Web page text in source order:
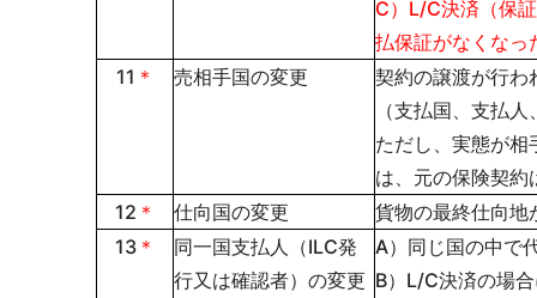
C）L/C決済（保
払保証がなくなっ
11 ＊ 売相手国の変更
契約の譲渡が行わ
（支払国、支払
ただし、実態が
は、元の保険契約
12 ＊ 仕向国の変更
貨物の最終仕向地
13＊
同一国支払人（ILC発
行又は確認者）の変更
A）同じ国の中で
B）L/C決済の場